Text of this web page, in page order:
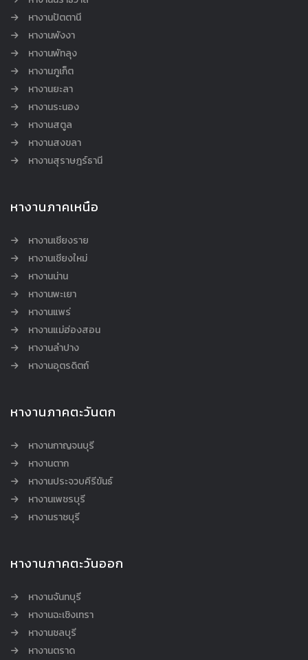
หางานปัตตานี
หางานพังงา
หางานพัทลุง
หางานภูเก็ต
หางานยะลา
หางานระนอง
หางานสตูล
หางานสงขลา
หางานสุราษฎร์ธานี
หางานภาคเหนือ
หางานเชียงราย
หางานเชียงใหม่
หางานน่าน
หางานพะเยา
หางานแพร่
หางานแม่ฮ่องสอน
หางานลำปาง
หางานอุตรดิตถ์
หางานภาคตะวันตก
หางานกาญจนบุรี
หางานตาก
หางานประจวบคีรีขันธ์
หางานเพชรบุรี
หางานราชบุรี
หางานภาคตะวันออก
หางานจันทบุรี
หางานฉะเชิงเทรา
หางานชลบุรี
หางานตราด